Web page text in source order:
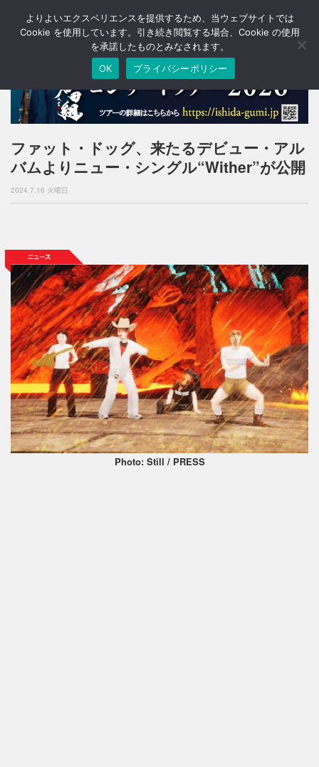
T
o
a
v
g
a
o
ファット・ドッグ、来たるデビュー・アル
バムよりニュー・シングル“Wither”が公開
2024.7.16 火曜日
Photo: Still / PRESS
よりよいエクスペリエンスを提供するため、当ウェブサイトでは
Cookie を使用しています。引き続き閲覧する場合、Cookie の使用
を承諾したものとみなされます。
OK
プライバシーポリシー